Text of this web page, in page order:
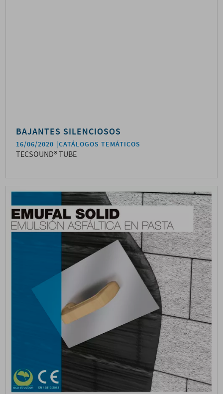
BAJANTES SILENCIOSOS
16/06/2020 CATÁLOGOS TEMÁTICOS
TECSOUND® TUBE